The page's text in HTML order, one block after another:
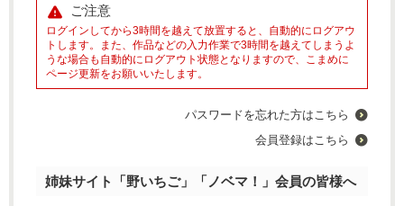
ご注意
ログインしてから3時間を越えて放置すると、自動的にログアウ
トします。また、作品などの入力作業で3時間を越えてしまうよ
うな場合も自動的にログアウト状態となりますので、こまめに
ページ更新をお願いいたします。
パスワードを忘れた方はこちら
会員登録はこちら
姉妹サイト「野いちご」「ノベマ！」会員の皆様へ